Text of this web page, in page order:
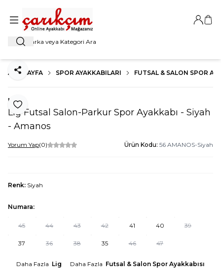
Ara
Giriş
ANA SAYFA SPOR AYAKKABILARI FUTSAL & SALON SPOR
Favoriye Ekle
Paylaş
Lig
Lig Futsal Salon-Parkur Spor Ayakkabı - Siyah
- Amanos
Yorum Yap(0) Ürün Kodu: 56 AMANOS-Siyah
Renk: Siyah
Numara:
45 44 43 42 41 40 39
37 36 38 35 46 47
Daha Fazla Lig Daha Fazla Futsal & Salon Spor Ayakkabısı